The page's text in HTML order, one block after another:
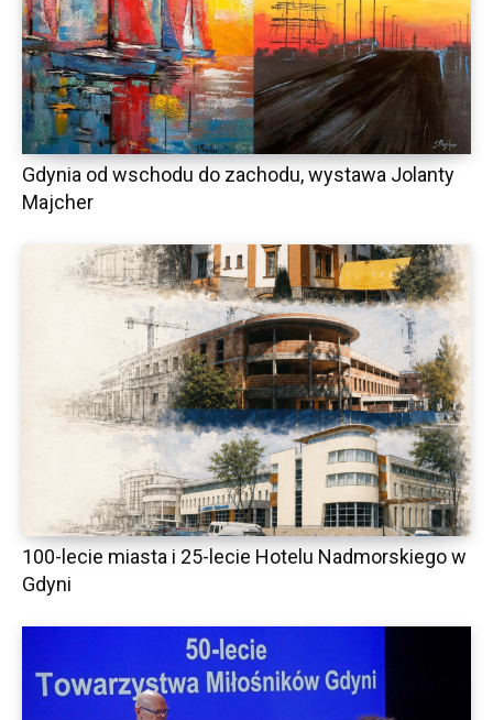
Gdynia od wschodu do zachodu, wystawa Jolanty
Majcher
100-lecie miasta i 25-lecie Hotelu Nadmorskiego w
Gdyni